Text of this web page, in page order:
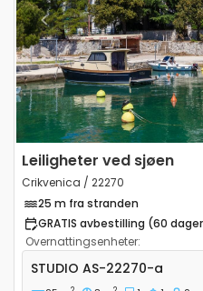
Previous
Leiligheter ved sjøen
Crikvenica / 22270
25 m fra stranden
GRATIS avbestilling (60
Overnattingsenheter:
Leilighet studio
STUDIO AS-22270-a